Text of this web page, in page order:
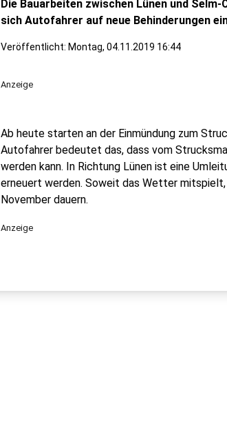
Die Bauarbeiten zwischen Lünen und
sich Autofahrer auf neue Behinderungen
Veröffentlicht: Montag, 04.11.2019 16:44
Anzeige
Ab heute starten an der Einmündung zum
Autofahrer bedeutet das, dass vom
werden kann. In Richtung Lünen ist eine
erneuert werden. Soweit das Wetter
November dauern.
Anzeige